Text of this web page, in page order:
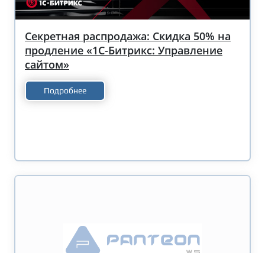
Секретная распродажа: Скидка 50% на
продление «1С-Битрикс: Управление
сайтом»
Подробнее